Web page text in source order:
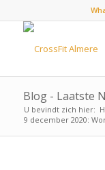
Blog - Laatste
U bevindt zich hier:
9 december 2020: